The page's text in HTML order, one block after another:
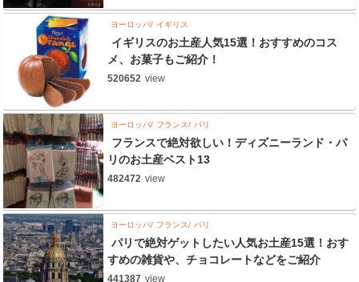
ヨーロッパ イギリス
イギリスのお土産人気15選！おすすめのコス
メ、お菓子もご紹介！
520652 view
ヨーロッパ フランス パリ
フランスで絶対欲しい！ディズニーランド・パ
リのお土産ベスト13
482472 view
ヨーロッパ フランス パリ
パリで絶対ゲットしたい人気お土産15選！おす
すめの雑貨や、チョコレートなどをご紹介
441387 view